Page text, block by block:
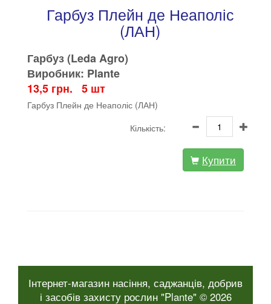
Гарбуз Плейн де Неаполіс
(ЛАН)
Гарбуз (Leda Agro)
Виробник: Plante
13,5 грн. 5 шт
Гарбуз Плейн де Неаполіс (ЛАН)
Кількість:
Купити
Інтернет-магазин насіння, саджанців, добрив
і засобів захисту рослин "Plante" © 2026